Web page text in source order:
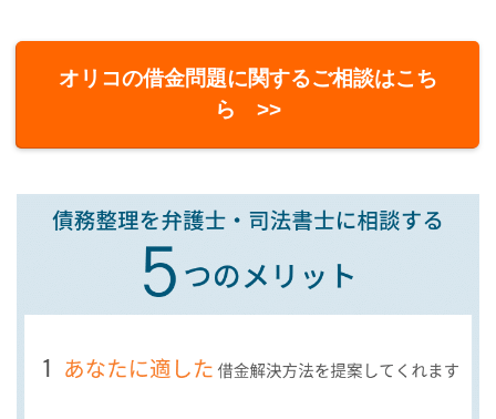
オリコの借金問題に関するご相談はこち
ら >>